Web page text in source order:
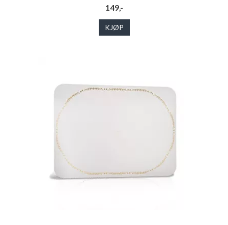
149,-
KJØP